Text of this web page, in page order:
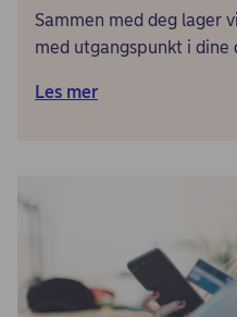
Sammen med deg lager
med utgangspunkt i
Les mer